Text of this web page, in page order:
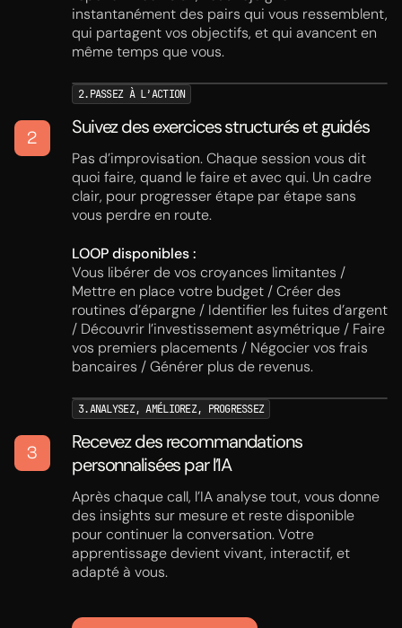
La Psychologie des Bulles et Krachs
Les Pièges de Nos Perceptions en
instantanément des pairs qui vous ressemblent,
qui partagent vos objectifs, et qui avancent en
même temps que vous.
2.PASSEZ À L’ACTION
Suivez des exercices structurés et guidés
Pas d’improvisation. Chaque session vous dit
quoi faire, quand le faire et avec qui. Un cadre
clair, pour progresser étape par étape sans
vous perdre en route.
LOOP disponibles :
Vous libérer de vos croyances limitantes /
Mettre en place votre budget / Créer des
routines d’épargne / Identifier les fuites d’argent
/ Découvrir l’investissement asymétrique / Faire
vos premiers placements / Négocier vos frais
bancaires / Générer plus de revenus.
2
3
3.ANALYSEZ, AMÉLIOREZ, PROGRESSEZ
Recevez des recommandations
personnalisées par l’IA
Après chaque call, l’IA analyse tout, vous donne
des insights sur mesure et reste disponible
pour continuer la conversation. Votre
apprentissage devient vivant, interactif, et
adapté à vous.